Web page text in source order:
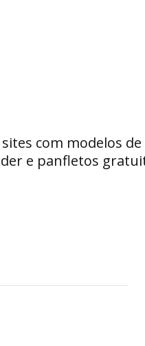
sites com modelos
e panfletos